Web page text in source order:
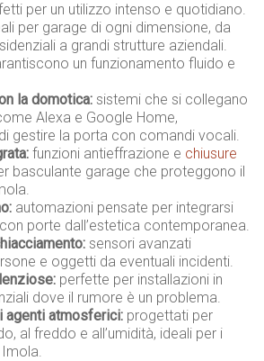
per un utilizzo intenso e quotidiano.
per garage di ogni dimensione, da
a grandi strutture aziendali.
un funzionamento fluido e
la domotica: sistemi che si collegano
Alexa e Google Home,
gestire la porta con comandi vocali.
funzioni antieffrazione e chiusure
basculante garage che proteggono il
automazioni pensate per integrarsi
porte dall’estetica contemporanea.
sensori avanzati
e oggetti da eventuali incidenti.
perfette per installazioni in
dove il rumore è un problema.
agenti atmosferici: progettati per
al freddo e all’umidità, ideali per i